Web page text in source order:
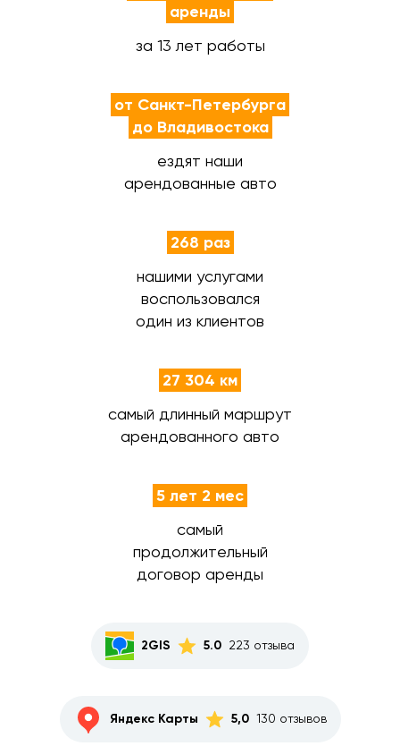
аренды
за 13 лет работы
от Санкт-Петербурга
до Владивостока
ездят наши
арендованные авто
268 раз
нашими услугами
воспользовался
один из клиентов
27 304 км
самый длинный маршрут
арендованного авто
5 лет 2 мес
самый
продолжительный
договор аренды
2GIS 5.0 223 отзыва
Яндекс Карты 5,0 130 отзывов